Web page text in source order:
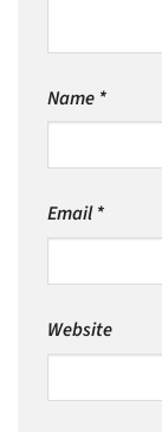
Name *
Email*
Website